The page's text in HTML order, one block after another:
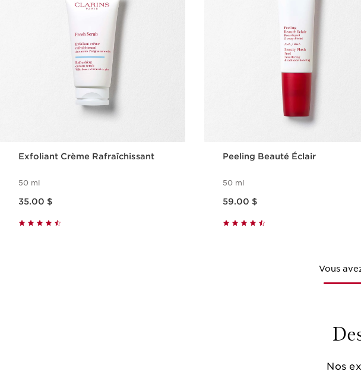
Exfoliant Crème Rafraîchissant
50 ml
35.00 $
Peeling Beauté Éclair
50 ml
59.00 $
Vous
Nos